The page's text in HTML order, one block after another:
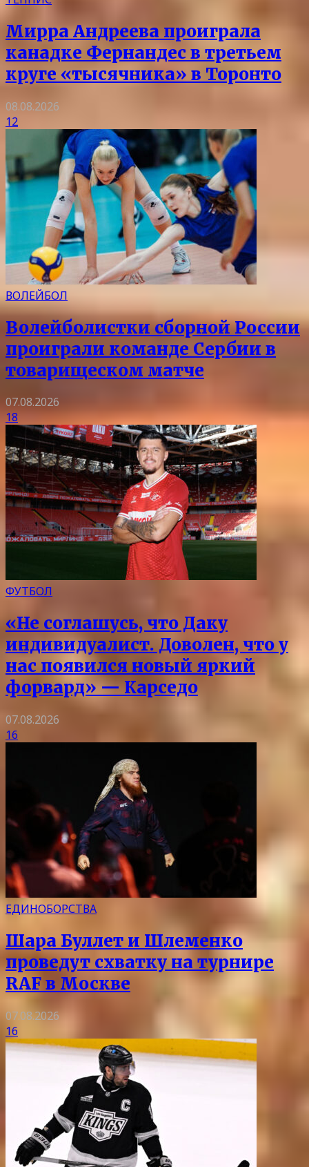
Мирра Андреева проиграла
канадке Фернандес в третьем
круге «тысячника» в Торонто
08.08.2026
12
ВОЛЕЙБОЛ
Волейболистки сборной России
проиграли команде Сербии в
товарищеском матче
07.08.2026
18
ФУТБОЛ
«Не соглашусь, что Даку
индивидуалист. Доволен, что у
нас появился новый яркий
форвард» — Карседо
07.08.2026
16
ЕДИНОБОРСТВА
Шара Буллет и Шлеменко
проведут схватку на турнире
RAF в Москве
07.08.2026
16